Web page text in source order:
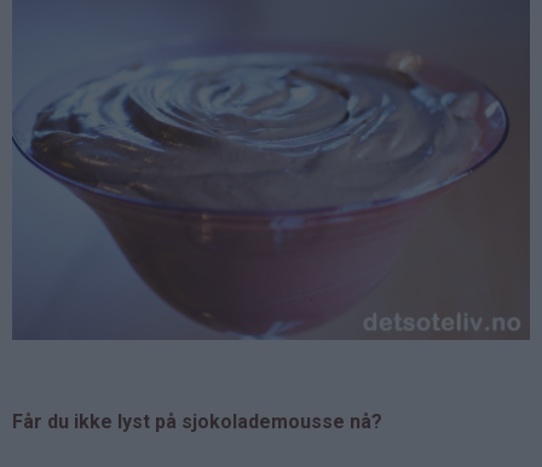
Får du ikke lyst på sjokolademousse nå?